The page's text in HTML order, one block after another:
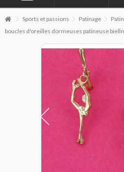
Sports et passions Patinage
boucles d'oreilles dormeuses patineuse